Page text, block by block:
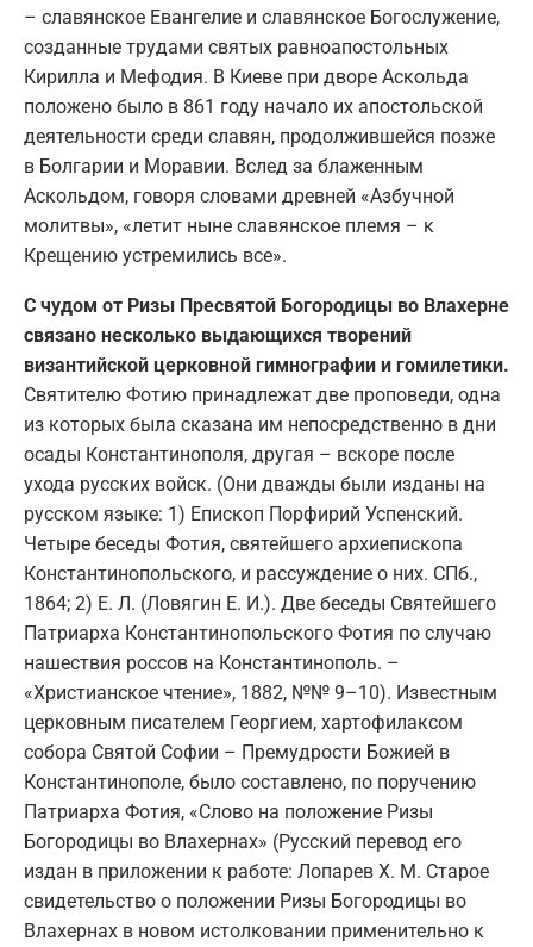
– славянское Евангелие и славянское Богослужение,
созданные трудами святых равноапостольных
Кирилла и Мефодия. В Киеве при дворе Аскольда
положено было в 861 году начало их апостольской
деятельности среди славян, продолжившейся позже
в Болгарии и Моравии. Вслед за блаженным
Аскольдом, говоря словами древней «Азбучной
молитвы», «летит ныне славянское племя – к
Крещению устремились все».
С чудом от Ризы Пресвятой Богородицы во Влахерне
связано несколько выдающихся творений
византийской церковной гимнографии и гомилетики.
Святителю Фотию принадлежат две проповеди, одна
из которых была сказана им непосредственно в дни
осады Константинополя, другая – вскоре после
ухода русских войск. (Они дважды были изданы на
русском языке: 1) Епископ Порфирий Успенский.
Четыре беседы Фотия, святейшего архиепископа
Константинопольского, и рассуждение о них. СПб.,
1864; 2) Е. Л. (Ловягин Е. И.). Две беседы Святейшего
Патриарха Константинопольского Фотия по случаю
нашествия россов на Константинополь. –
«Христианское чтение», 1882, №№ 9–10). Известным
церковным писателем Георгием, хартофилаксом
собора Святой Софии – Премудрости Божией в
Константинополе, было составлено, по поручению
Патриарха Фотия, «Слово на положение Ризы
Богородицы во Влахернах» (Русский перевод его
издан в приложении к работе: Лопарев Х. М. Старое
свидетельство о положении Ризы Богородицы во
Влахернах в новом истолковании применительно к